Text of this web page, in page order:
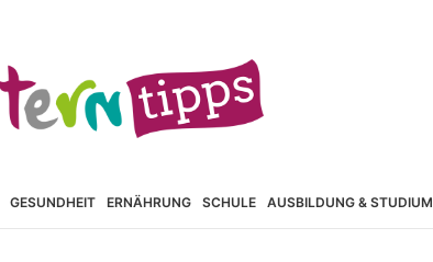
GESUNDHEIT ERNÄHRUNG SCHULE AUSBILDUNG & STUDIUM